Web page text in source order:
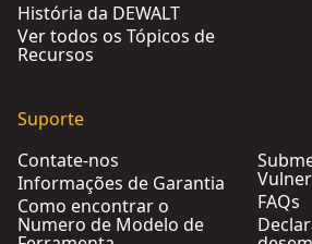
História da DEWALT
Ver todos os Tópicos de
Recursos
Suporte
Contate-nos
Informações de Garantia
Como encontrar o
Numero de Modelo de
FAQs